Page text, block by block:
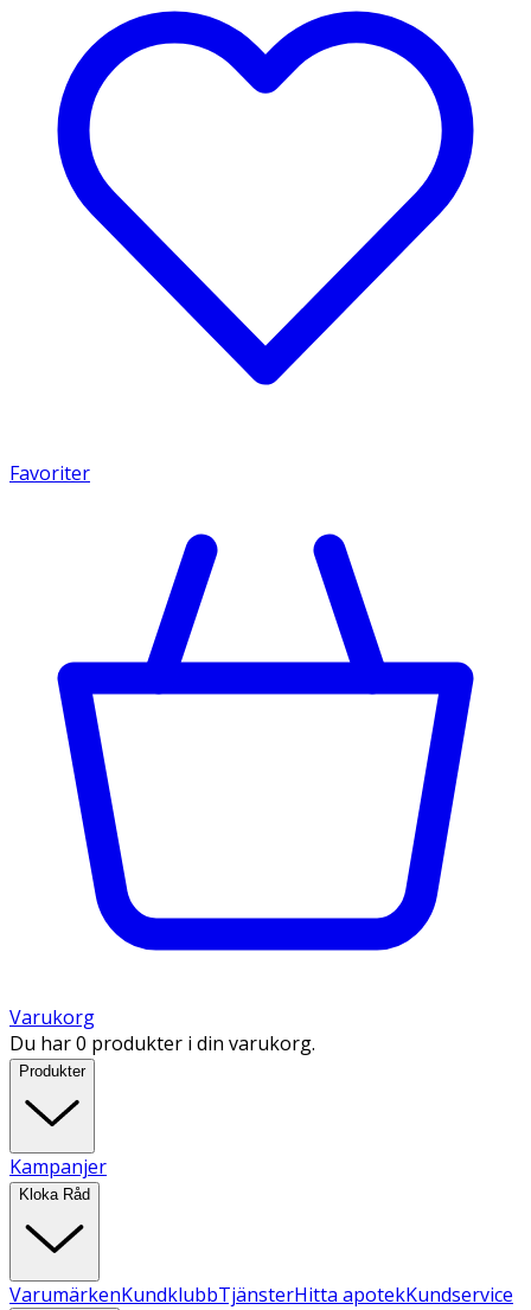
Favoriter
Varukorg
Du har 0 produkter i din varukorg.
Produkter
Kampanjer
Kloka Råd
VarumärkenKundklubbTjänsterHitta apotekKundservice